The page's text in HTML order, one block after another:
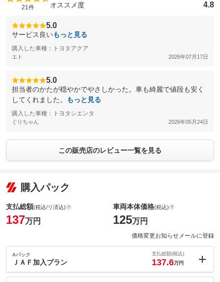
21件 オススメ度 4.8
5.0
サービス良いもっと見る
購入した車種：トヨタアクア
エト 2026年07月17日
5.0
担当者のかたが穏やかでやさしかった。車も綺麗で値段も安く
してくれました。
もっと見る
購入した車種：トヨタシエンタ
ぐりちゃん 2026年05月24日
この販売店のレビュー一覧を見る
購入パック
支払総額(税込/リ済込)
137万円
車両本体価格(税込)
125万円
価格変更お知らせメールに登録
Aパック
ＪＡＦ加入プラン
支払総額(税込)
137.6万円
内：オプシ